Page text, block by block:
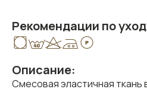
Рекомендации по
Описание:
Смесовая эластичная ткань